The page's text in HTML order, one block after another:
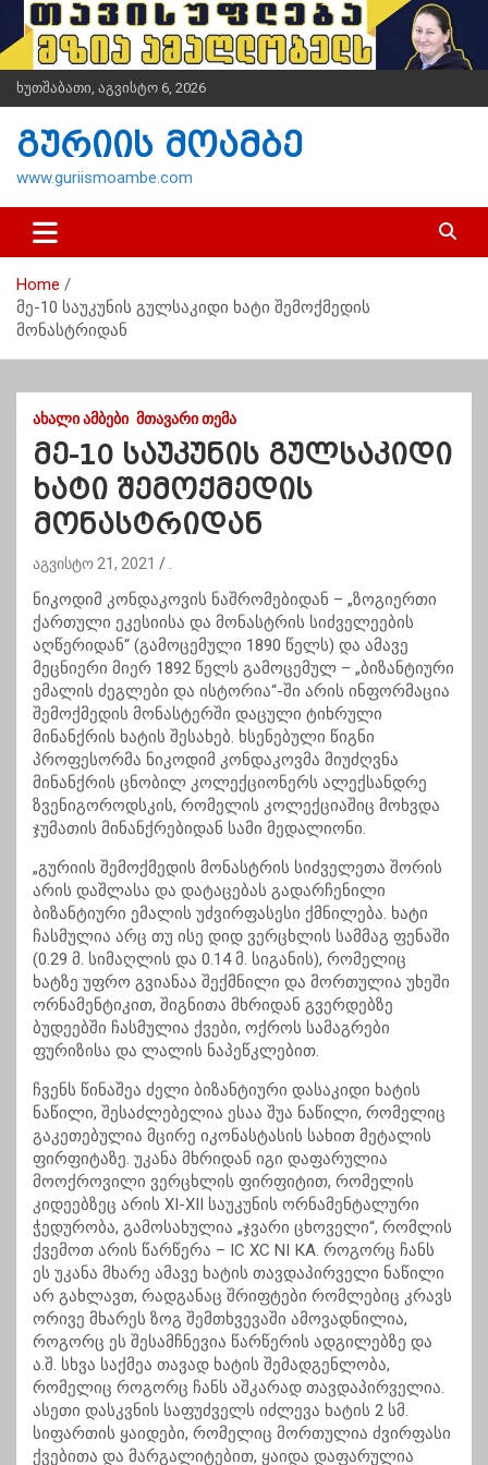
i
t
n
ხუთშაბათი, აგვისტო 6, 2026
გურიის მოამბე
www.guriismoambe.com
Home
მე-10 საუკუნის გულსაკიდი ხატი შემოქმედის
მონასტრიდან
ᲐᲮᲐᲚᲘ ᲐᲛᲑᲔᲑᲘ ᲛᲗᲐᲕᲐᲠᲘ ᲗᲔᲛᲐ
მე-10 საუკუნის გულსაკიდი
ხატი შემოქმედის
მონასტრიდან
აგვისტო 21, 2021
ნიკოდიმ კონდაკოვის ნაშრომებიდან – „ზოგიერთი
ქართული ეკესიისა და მონასტრის სიძველეების
აღწერიდან“ (გამოცემული 1890 წელს) და ამავე
მეცნიერი მიერ 1892 წელს გამოცემულ – „ბიზანტიური
ემალის ძეგლები და ისტორია“-ში არის ინფორმაცია
შემოქმედის მონასტერში დაცული ტიხრული
მინანქრის ხატის შესახებ. ხსენებული წიგნი
პროფესორმა ნიკოდიმ კონდაკოვმა მიუძღვნა
მინანქრის ცნობილ კოლექციონერს ალექსანდრე
ზვენიგოროდსკის, რომელის კოლექციაშიც მოხვდა
ჯუმათის მინანქრებიდან სამი მედალიონი.
„გურიის შემოქმედის მონასტრის სიძველეთა შორის
არის დაშლასა და დატაცებას გადარჩენილი
ბიზანტიური ემალის უძვირფასესი ქმნილება. ხატი
ჩასმულია არც თუ ისე დიდ ვერცხლის სამმაგ ფენაში
(0.29 მ. სიმაღლის და 0.14 მ. სიგანის), რომელიც
ხატზე უფრო გვიანაა შექმნილი და მორთულია უხეში
ორნამენტიკით, შიგნითა მხრიდან გვერდებზე
ბუდეებში ჩასმულია ქვები, ოქროს სამაგრები
ფურიზისა და ლალის ნაპეწკლებით.
ჩვენს წინაშეა ძელი ბიზანტიური დასაკიდი ხატის
ნაწილი, შესაძლებელია ესაა შუა ნაწილი, რომელიც
გაკეთებულია მცირე იკონასტასის სახით მეტალის
ფირფიტაზე. უკანა მხრიდან იგი დაფარულია
მოოქროვილი ვერცხლის ფირფიტით, რომელის
კიდეებზეც არის XI-XII საუკუნის ორნამენტალური
ჭედურობა, გამოსახულია „ჯვარი ცხოველი“, რომლის
ქვემოთ არის წარწერა – IС ХС NI КА. როგორც ჩანს
ეს უკანა მხარე ამავე ხატის თავდაპირველი ნაწილი
არ გახლავთ, რადგანაც შრიფტები რომლებიც კრავს
ორივე მხარეს ზოგ შემთხვევაში ამოვადნილია,
როგორც ეს შესამჩნევია წარწერის ადგილებზე და
ა.შ. სხვა საქმეა თავად ხატის შემადგენლობა,
რომელიც როგორც ჩანს აშკარად თავდაპირველია.
ასეთი დასკვნის საფუძველს იძლევა ხატის 2 სმ.
სიფართის ყაიდები, რომელიც მორთულია ძვირფასი
ქვებითა და მარგალიტებით, ყაიდა დაფარულია